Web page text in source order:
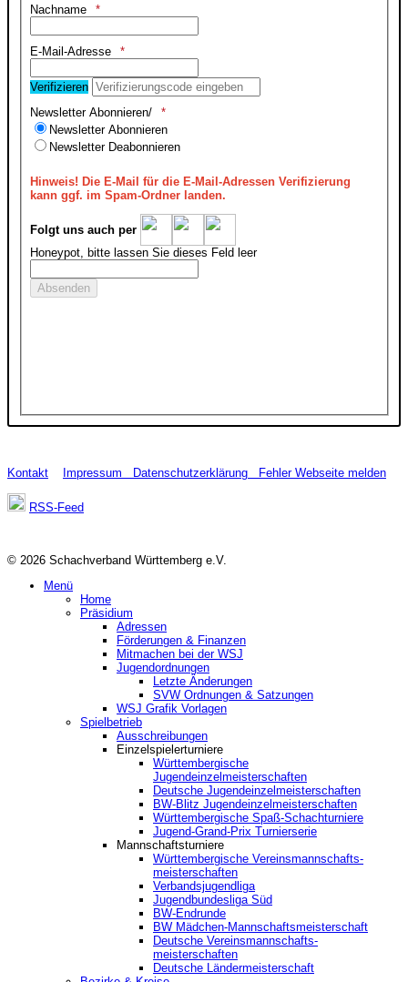
Nachname
E-Mail-Adresse
Verifizieren
Newsletter Abonnieren/
Newsletter Abonnieren
Newsletter Deabonnieren
Hinweis! Die E-Mail für die E-Mail-Adressen Verifizierung
kann ggf. im Spam-Ordner landen.
Folgt uns auch per
Honeypot, bitte lassen Sie dieses Feld leer
Kontakt Impressum Datenschutzerklärung Fehler Webseite melden
RSS-Feed
© 2026 Schachverband Württemberg e.V.
Menü
Home
Präsidium
Adressen
Förderungen & Finanzen
Mitmachen bei der WSJ
Jugendordnungen
Letzte Änderungen
SVW Ordnungen & Satzungen
WSJ Grafik Vorlagen
Spielbetrieb
Ausschreibungen
Einzelspielerturniere
Württembergische
Jugendeinzelmeisterschaften
Deutsche Jugendeinzelmeisterschaften
BW-Blitz Jugendeinzelmeisterschaften
Württembergische Spaß-Schachturniere
Jugend-Grand-Prix Turnierserie
Mannschaftsturniere
Württembergische Vereinsmannschafts-
meisterschaften
Verbandsjugendliga
Jugendbundesliga Süd
BW-Endrunde
BW Mädchen-Mannschaftsmeisterschaft
Deutsche Vereinsmannschafts-
meisterschaften
Deutsche Ländermeisterschaft